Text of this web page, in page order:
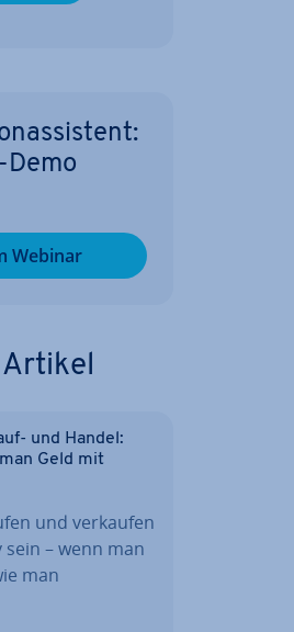
Demo
Webinar
und Handel:
Geld mit
und verkaufen
– wenn man
man